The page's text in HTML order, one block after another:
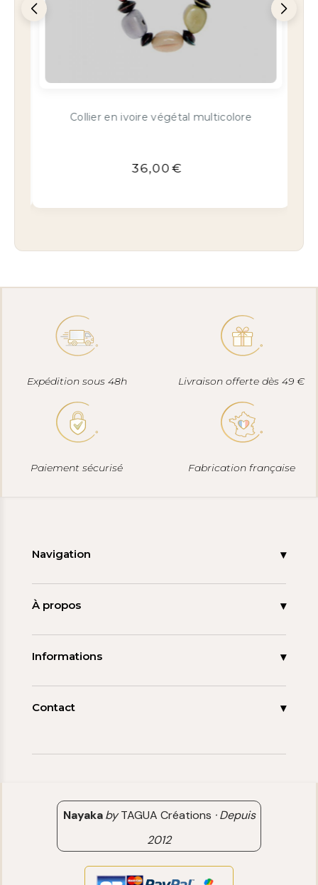
Duo de perles en ivoire végétal anis et
vert
8,90€
Expédition sous 48h Livraison offerte dès 49 €
Paiement sécurisé Fabrication française
Navigation
Accueil
À propos
La tagua
Informations
Mon compte
Contact
Nayaka byTAGUA Créations ·Depuis
2012